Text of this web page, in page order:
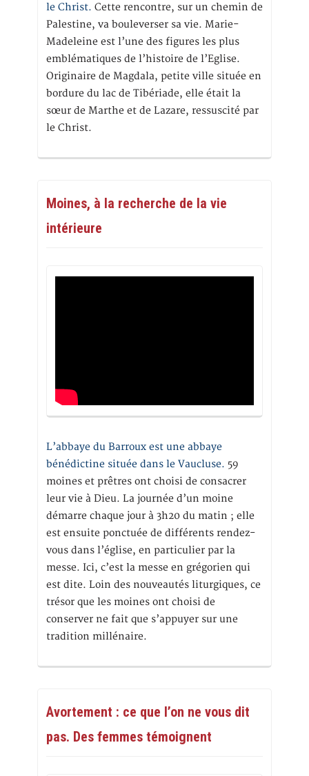
le Christ. Cette rencontre, sur un chemin de
Palestine, va bouleverser sa vie. Marie-
Madeleine est l’une des figures les plus
emblématiques de l’histoire de l’Eglise.
Originaire de Magdala, petite ville située en
bordure du lac de Tibériade, elle était la
sœur de Marthe et de Lazare, ressuscité par
le Christ.
Moines, à la recherche de la vie
intérieure
L’abbaye du Barroux est une abbaye
bénédictine située dans le Vaucluse. 59
moines et prêtres ont choisi de consacrer
leur vie à Dieu. La journée d’un moine
démarre chaque jour à 3h20 du matin ; elle
est ensuite ponctuée de différents rendez-
vous dans l’église, en particulier par la
messe. Ici, c’est la messe en grégorien qui
est dite. Loin des nouveautés liturgiques, ce
trésor que les moines ont choisi de
conserver ne fait que s’appuyer sur une
tradition millénaire.
Avortement : ce que l’on ne vous dit
pas. Des femmes témoignent